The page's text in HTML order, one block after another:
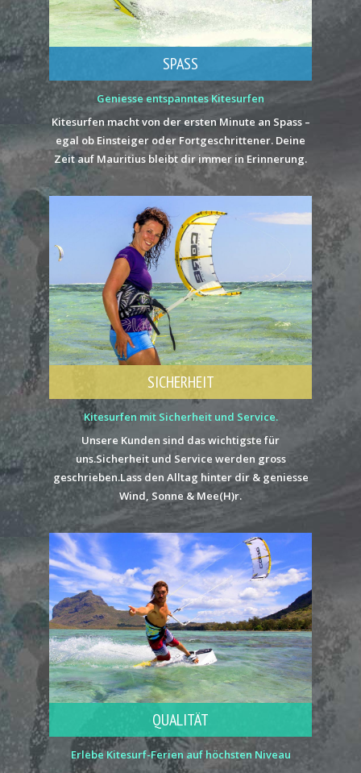
SPASS
Geniesse entspanntes Kitesurfen
Kitesurfen macht von der ersten Minute an Spass –
egal ob Einsteiger oder Fortgeschrittener. Deine
Zeit auf Mauritius bleibt dir immer in Erinnerung.
SICHERHEIT
Kitesurfen mit Sicherheit und Service.
Unsere Kunden sind das wichtigste für
uns.Sicherheit und Service werden gross
geschrieben.Lass den Alltag hinter dir & geniesse
Wind, Sonne & Mee(H)r.
QUALITÄT
Erlebe Kitesurf-Ferien auf höchsten Niveau